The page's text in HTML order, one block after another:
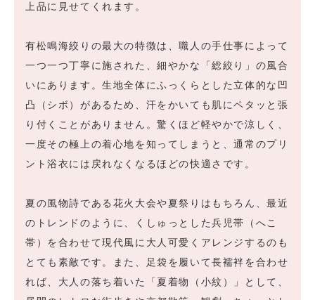
上品に見せてくれます。
有松鳴海絞りの最大の特徴は、職人の手仕事によって
一つ一つ丁寧に施された、細やかな「総絞り」の風合
いにあります。生地全体にふっくらとした立体的な凹
凸（シボ）があるため、汗をかいても肌にペタッと張
り付くことがありません。驚くほど軽やかで涼しく、
一度その極上の着心地を知ってしまうと、通常のプリ
ント浴衣には戻れなくなるほどの快適さです。
夏の風物詩である花火大会や夏祭りはもちろん、最近
のトレンドのように、くしゅっとした兵児帯（へこ
帯）を合わせて現代風に大人可愛くアレンジするのも
とても素敵です。また、足袋を履いて長襦袢を合わせ
れば、大人の落ち着いた「夏着物（小紋）」として、